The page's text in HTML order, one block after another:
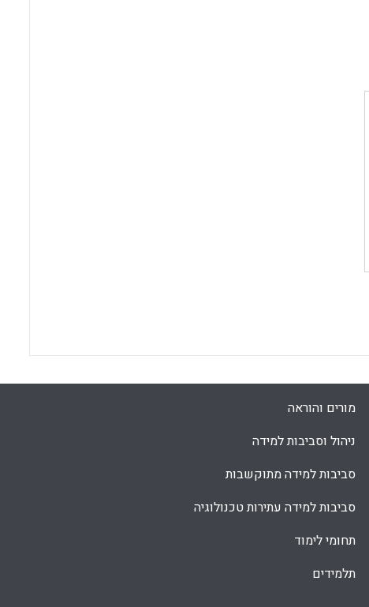
מורים והוראה
ניהול וסביבות למידה
סביבות למידה מתוקשבות
סביבות למידה עתירות טכנולוגיה
תחומי לימוד
תלמידים